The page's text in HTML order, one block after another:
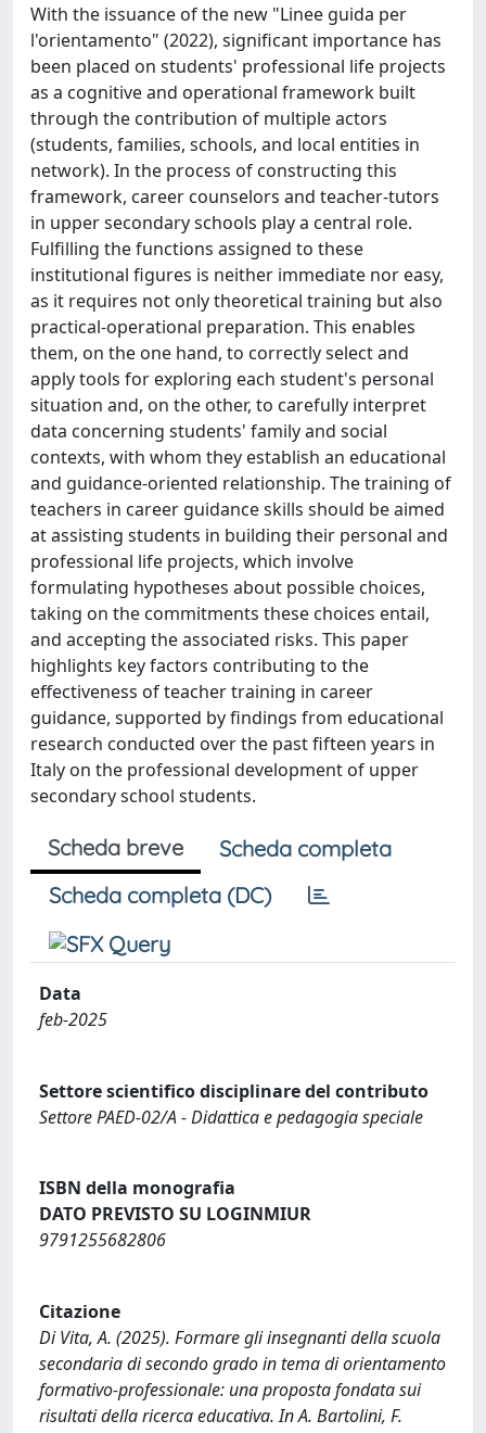
With the issuance of the new "Linee guida per
l'orientamento" (2022), significant importance has
been placed on students' professional life projects
as a cognitive and operational framework built
through the contribution of multiple actors
(students, families, schools, and local entities in
network). In the process of constructing this
framework, career counselors and teacher-tutors
in upper secondary schools play a central role.
Fulfilling the functions assigned to these
institutional figures is neither immediate nor easy,
as it requires not only theoretical training but also
practical-operational preparation. This enables
them, on the one hand, to correctly select and
apply tools for exploring each student's personal
situation and, on the other, to carefully interpret
data concerning students' family and social
contexts, with whom they establish an educational
and guidance-oriented relationship. The training of
teachers in career guidance skills should be aimed
at assisting students in building their personal and
professional life projects, which involve
formulating hypotheses about possible choices,
taking on the commitments these choices entail,
and accepting the associated risks. This paper
highlights key factors contributing to the
effectiveness of teacher training in career
guidance, supported by findings from educational
research conducted over the past fifteen years in
Italy on the professional development of upper
secondary school students.
Scheda breve
Scheda completa
Scheda completa (DC)
Data
feb-2025
Settore scientifico disciplinare del contributo
Settore PAED-02/A - Didattica e pedagogia speciale
ISBN della monografia
DATO PREVISTO SU LOGINMIUR
9791255682806
Citazione
Di Vita, A. (2025). Formare gli insegnanti della scuola
secondaria di secondo grado in tema di orientamento
formativo-professionale: una proposta fondata sui
risultati della ricerca educativa. In A. Bartolini, F.